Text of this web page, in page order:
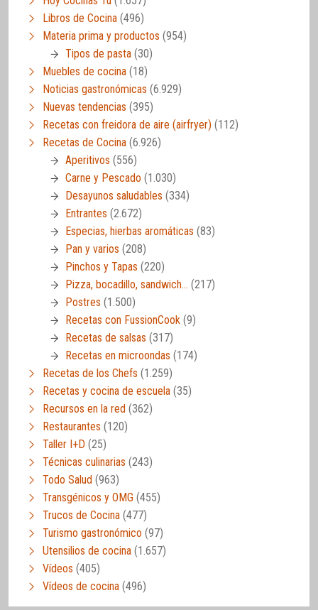
Libros de Cocina (496)
Materia prima y productos (954)
Tipos de pasta (30)
Muebles de cocina (18)
Noticias gastronómicas (6.929)
Nuevas tendencias (395)
Recetas con freidora de aire (airfryer) (112)
Recetas de Cocina (6.926)
Aperitivos (556)
Carne y Pescado (1.030)
Desayunos saludables (334)
Entrantes (2.672)
Especias, hierbas aromáticas (83)
Pan y varios (208)
Pinchos y Tapas (220)
Pizza, bocadillo, sandwich… (217)
Postres (1.500)
Recetas con FussionCook (9)
Recetas de salsas (317)
Recetas en microondas (174)
Recetas de los Chefs (1.259)
Recetas y cocina de escuela (35)
Recursos en la red (362)
Restaurantes (120)
Taller I+D (25)
Técnicas culinarias (243)
Todo Salud (963)
Transgénicos y OMG (455)
Trucos de Cocina (477)
Turismo gastronómico (97)
Utensilios de cocina (1.657)
Vídeos (405)
Vídeos de cocina (496)